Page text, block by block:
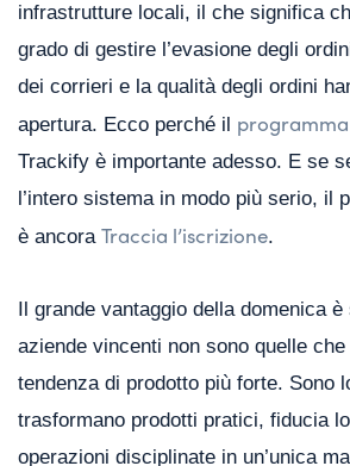
infrastrutture locali, il che significa
grado di gestire l’evasione degli
dei corrieri e la qualità degli ordini
apertura. Ecco perché il
Trackify è importante adesso. E se
l’intero sistema in modo più serio, il
è ancora Traccia l’iscrizione.
Il grande vantaggio della domenica
aziende vincenti non sono quelle
tendenza di prodotto più forte. Sono
trasformano prodotti pratici, fiducia
operazioni disciplinate in un’unica